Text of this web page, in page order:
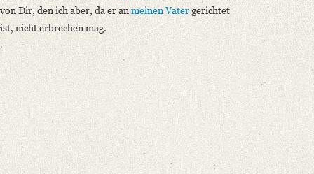
von Dir, den ich aber, da er anmeinen Vatergerichtet
ist, nicht erbrechen mag.